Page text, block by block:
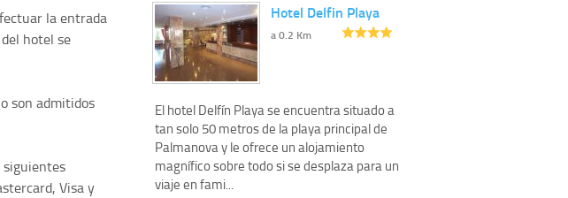
la entrada
hotel se
son admitidos
siguientes
Visa y
Hotel Delfin Playa
a 0.2 Km
El hotel Delfín Playa se encuentra situado a
tan solo 50 metros de la playa principal de
Palmanova y le ofrece un alojamiento
magnífico sobre todo si se desplaza para un
viaje en fami...